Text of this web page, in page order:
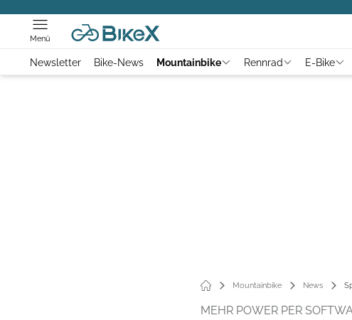
Menü
Newsletter Bike-News Mountainbike Rennrad E-Bike
Mountainbike News
MEHR POWER PER